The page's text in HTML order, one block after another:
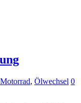
Motorrad, Ölwechsel 0